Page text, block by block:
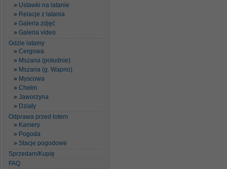
Ustawki na latanie
Relacje z latania
Galeria zdjęć
Galeria video
Gdzie latamy
Cergowa
Mszana (południe)
Mszana (g. Wapno)
Myscowa
Chełm
Jaworzyna
Działy
Odprawa przed lotem
Kamery
Pogoda
Stacje pogodowe
Sprzedam/Kupię
FAQ